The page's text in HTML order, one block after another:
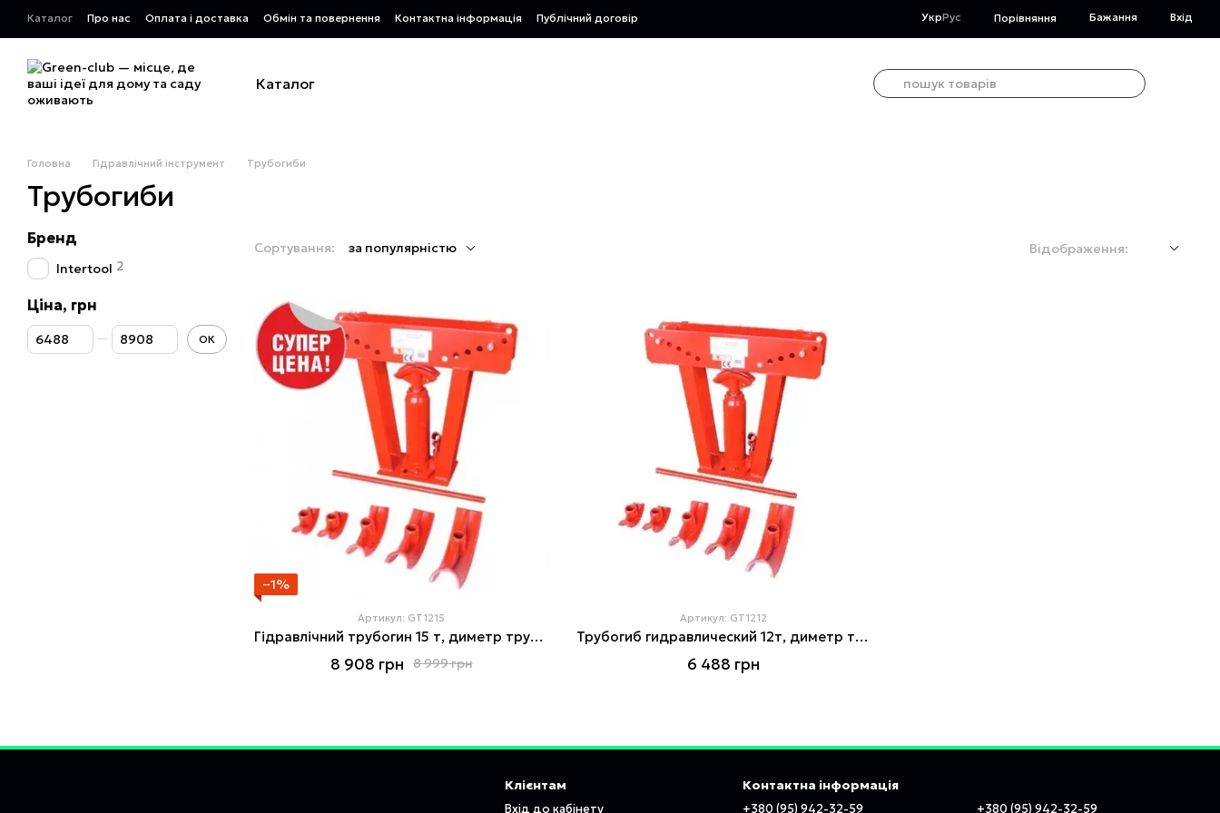
Перейти до основного контенту
Каталог Про нас Оплата і доставка Обмін та повернення Контактна інформація Публічний договір УкрРус Порівняння Бажання Вхід
Каталог
Головна Гідравлічний інструмент Трубогиби
Трубогиби
Сортування: за популярністю Відображення:
−1%
Артикул: GT1215
Гідравлічний трубогин 15 т, диметр труб: 1/2"; 3/4"; 1"; 1-1/4"; 1-1/2''; 2''; 2-1/2''; 3'' INTERTOOL GT1215
8 999 грн
8 908 грн
Артикул: GT1212
Трубогиб гидравлический 12т, диметр труб: 1/2"; 3/4"; 1"; 1-1/4''; 1-1/2''; 2'' INTERTOOL GT1212
6 488 грн
Бренд
Intertool 2
Ціна, грн
Від Ціна, грн
До Ціна, грн ОК
Клієнтам
Вхід до кабінету
Контактна інформація
+380 (95) 942-32-59 +380 (95) 942-32-59